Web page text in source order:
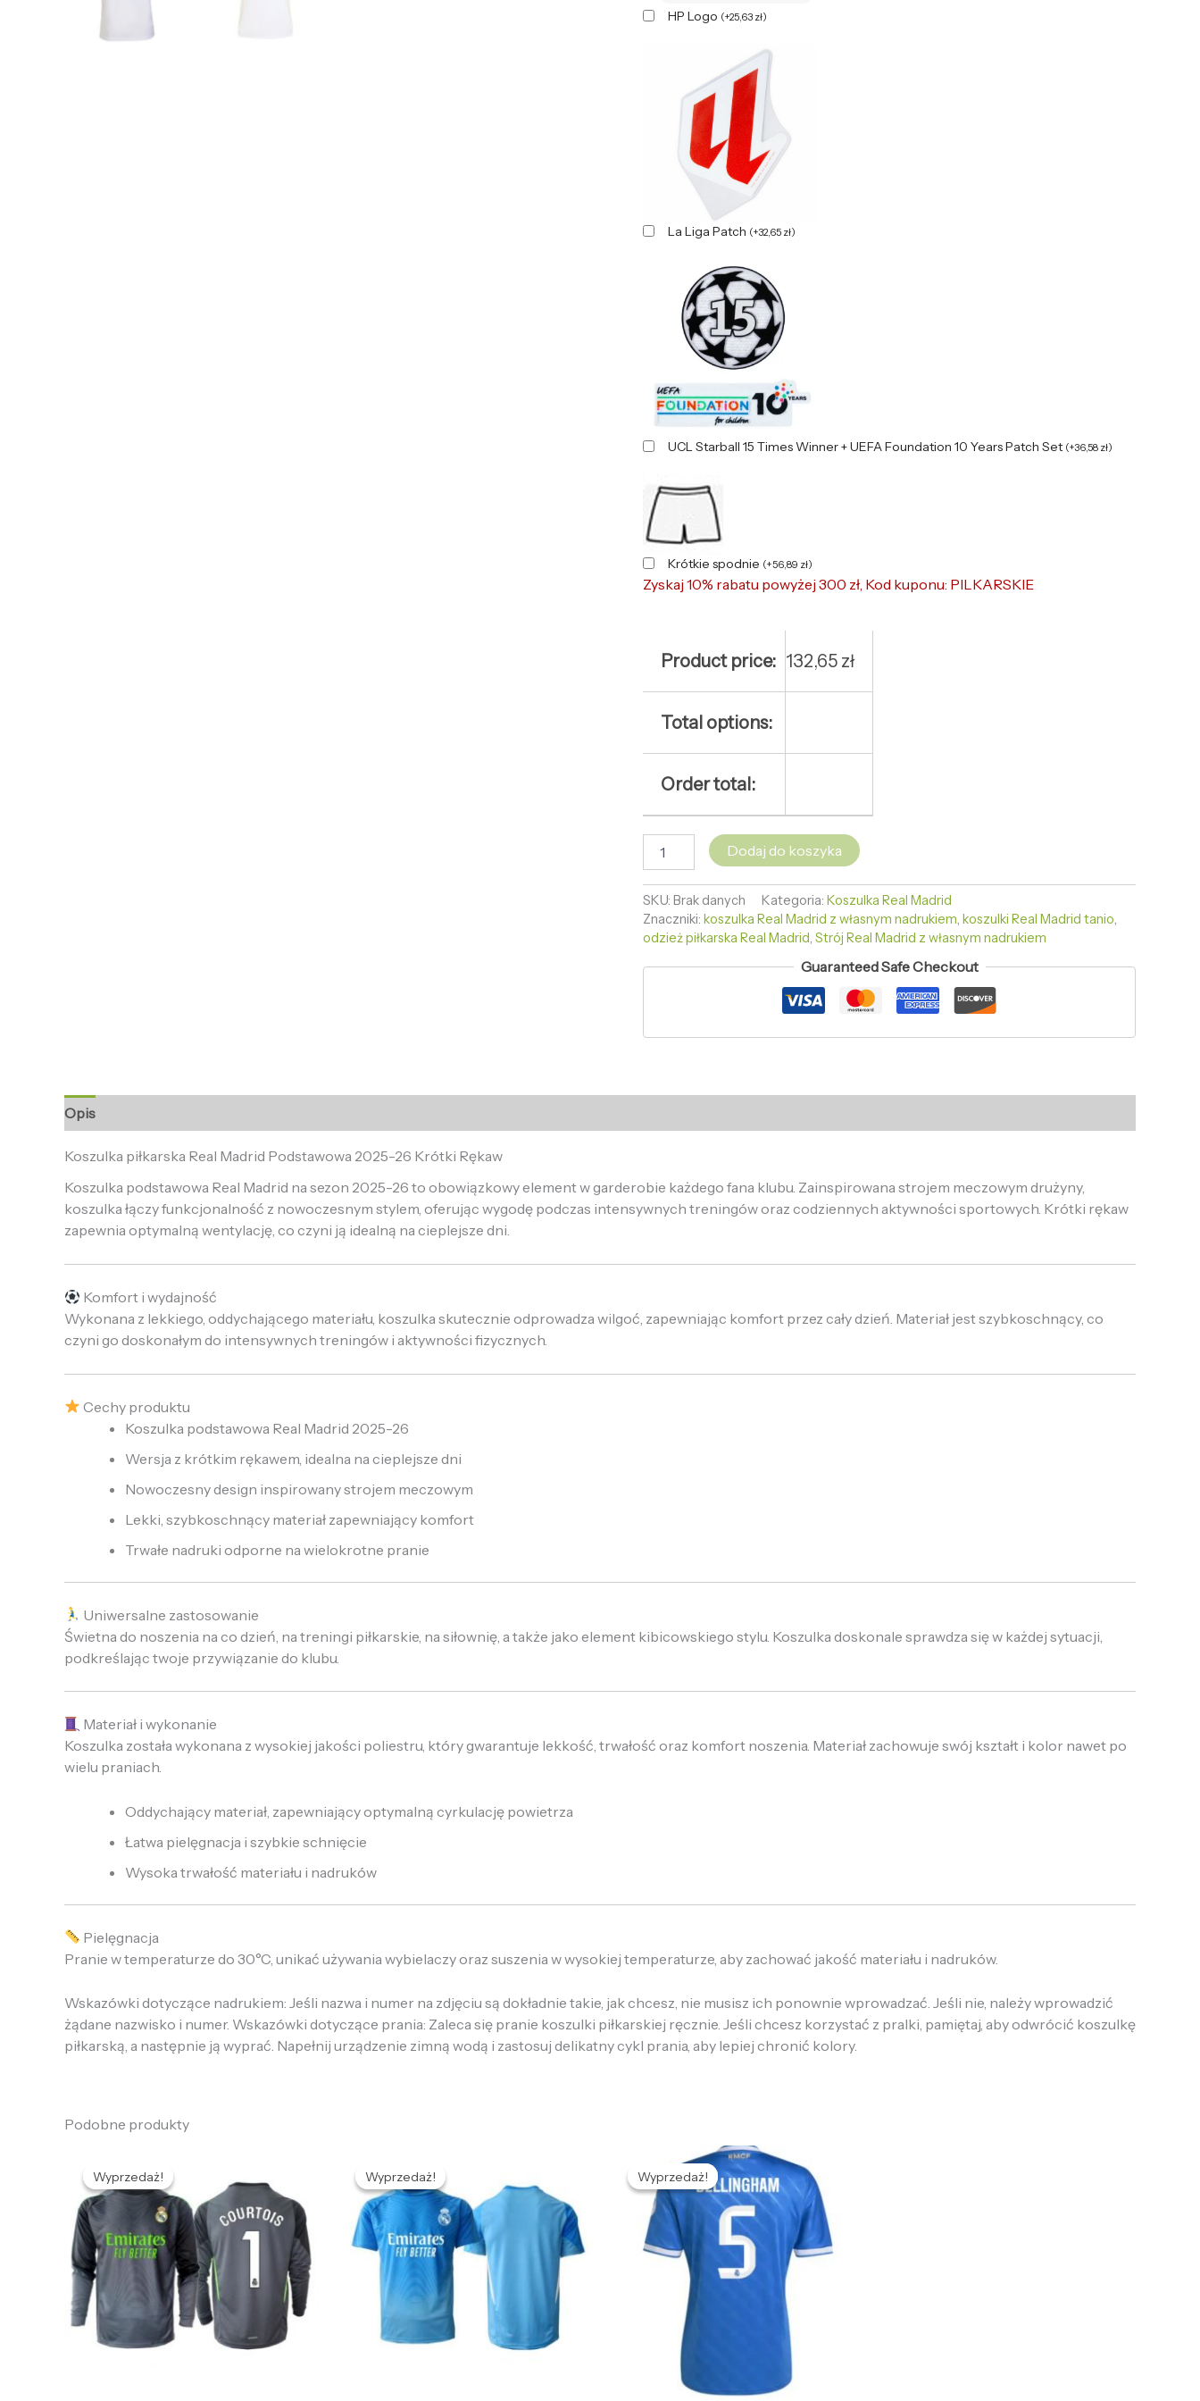
HP Logo (+25,63 zł)
La Liga Patch (+32,65 zł)
UCL Starball 15 Times Winner + UEFA Foundation 10 Years Patch Set (+36,58 zł)
Krótkie spodnie (+56,89 zł)
Zyskaj 10% rabatu powyżej 300 zł, Kod kuponu: PILKARSKIE
Product price: 132,65 zł
Total options:
Order total:
Dodaj do koszyka
SKU: Brak danych Kategoria: Koszulka Real Madrid
Znaczniki: koszulka Real Madrid z własnym nadrukiem, koszulki Real Madrid tanio,
odzież piłkarska Real Madrid, Strój Real Madrid z własnym nadrukiem
Guaranteed Safe Checkout
Opis
Koszulka piłkarska Real Madrid Podstawowa 2025-26 Krótki Rękaw
Koszulka podstawowa Real Madrid na sezon 2025-26 to obowiązkowy element w garderobie każdego fana klubu. Zainspirowana strojem meczowym drużyny,
koszulka łączy funkcjonalność z nowoczesnym stylem, oferując wygodę podczas intensywnych treningów oraz codziennych aktywności sportowych. Krótki rękaw
zapewnia optymalną wentylację, co czyni ją idealną na cieplejsze dni.
Komfort i wydajność
Wykonana z lekkiego, oddychającego materiału, koszulka skutecznie odprowadza wilgoć, zapewniając komfort przez cały dzień. Materiał jest szybkoschnący, co
czyni go doskonałym do intensywnych treningów i aktywności fizycznych.
Cechy produktu
Koszulka podstawowa Real Madrid 2025-26
Wersja z krótkim rękawem, idealna na cieplejsze dni
Nowoczesny design inspirowany strojem meczowym
Lekki, szybkoschnący materiał zapewniający komfort
Trwałe nadruki odporne na wielokrotne pranie
Uniwersalne zastosowanie
Świetna do noszenia na co dzień, na treningi piłkarskie, na siłownię, a także jako element kibicowskiego stylu. Koszulka doskonale sprawdza się w każdej sytuacji,
podkreślając twoje przywiązanie do klubu.
Materiał i wykonanie
Koszulka została wykonana z wysokiej jakości poliestru, który gwarantuje lekkość, trwałość oraz komfort noszenia. Materiał zachowuje swój kształt i kolor nawet po
wielu praniach.
Oddychający materiał, zapewniający optymalną cyrkulację powietrza
Łatwa pielęgnacja i szybkie schnięcie
Wysoka trwałość materiału i nadruków
Pielęgnacja
Pranie w temperaturze do 30°C, unikać używania wybielaczy oraz suszenia w wysokiej temperaturze, aby zachować jakość materiału i nadruków.
Wskazówki dotyczące nadrukiem: Jeśli nazwa i numer na zdjęciu są dokładnie takie, jak chcesz, nie musisz ich ponownie wprowadzać. Jeśli nie, należy wprowadzić
żądane nazwisko i numer. Wskazówki dotyczące prania: Zaleca się pranie koszulki piłkarskiej ręcznie. Jeśli chcesz korzystać z pralki, pamiętaj, aby odwrócić koszulkę
piłkarską, a następnie ją wyprać. Napełnij urządzenie zimną wodą i zastosuj delikatny cykl prania, aby lepiej chronić kolory.
Podobne produkty
Wyprzedaż!
Wyprzedaż!
wynosiła:
436,59 zł.
wynosi:
132,65 zł.
Wyprzedaż!
Wyprzedaż!
wynosiła:
436,59 zł.
wynosi:
132,65 zł.
Wyprzedaż!
Wyprzedaż!
Pierwotna
cena
wynosiła:
436,59 zł.
Aktualna
cena
wynosi:
132,65 zł.